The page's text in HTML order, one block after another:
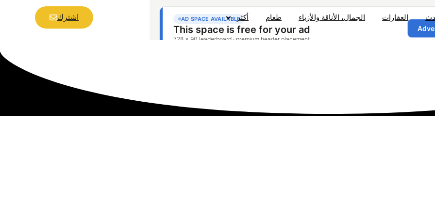
العقارات الجمال، الأناقة والأزياء طعام أكثر اشترك